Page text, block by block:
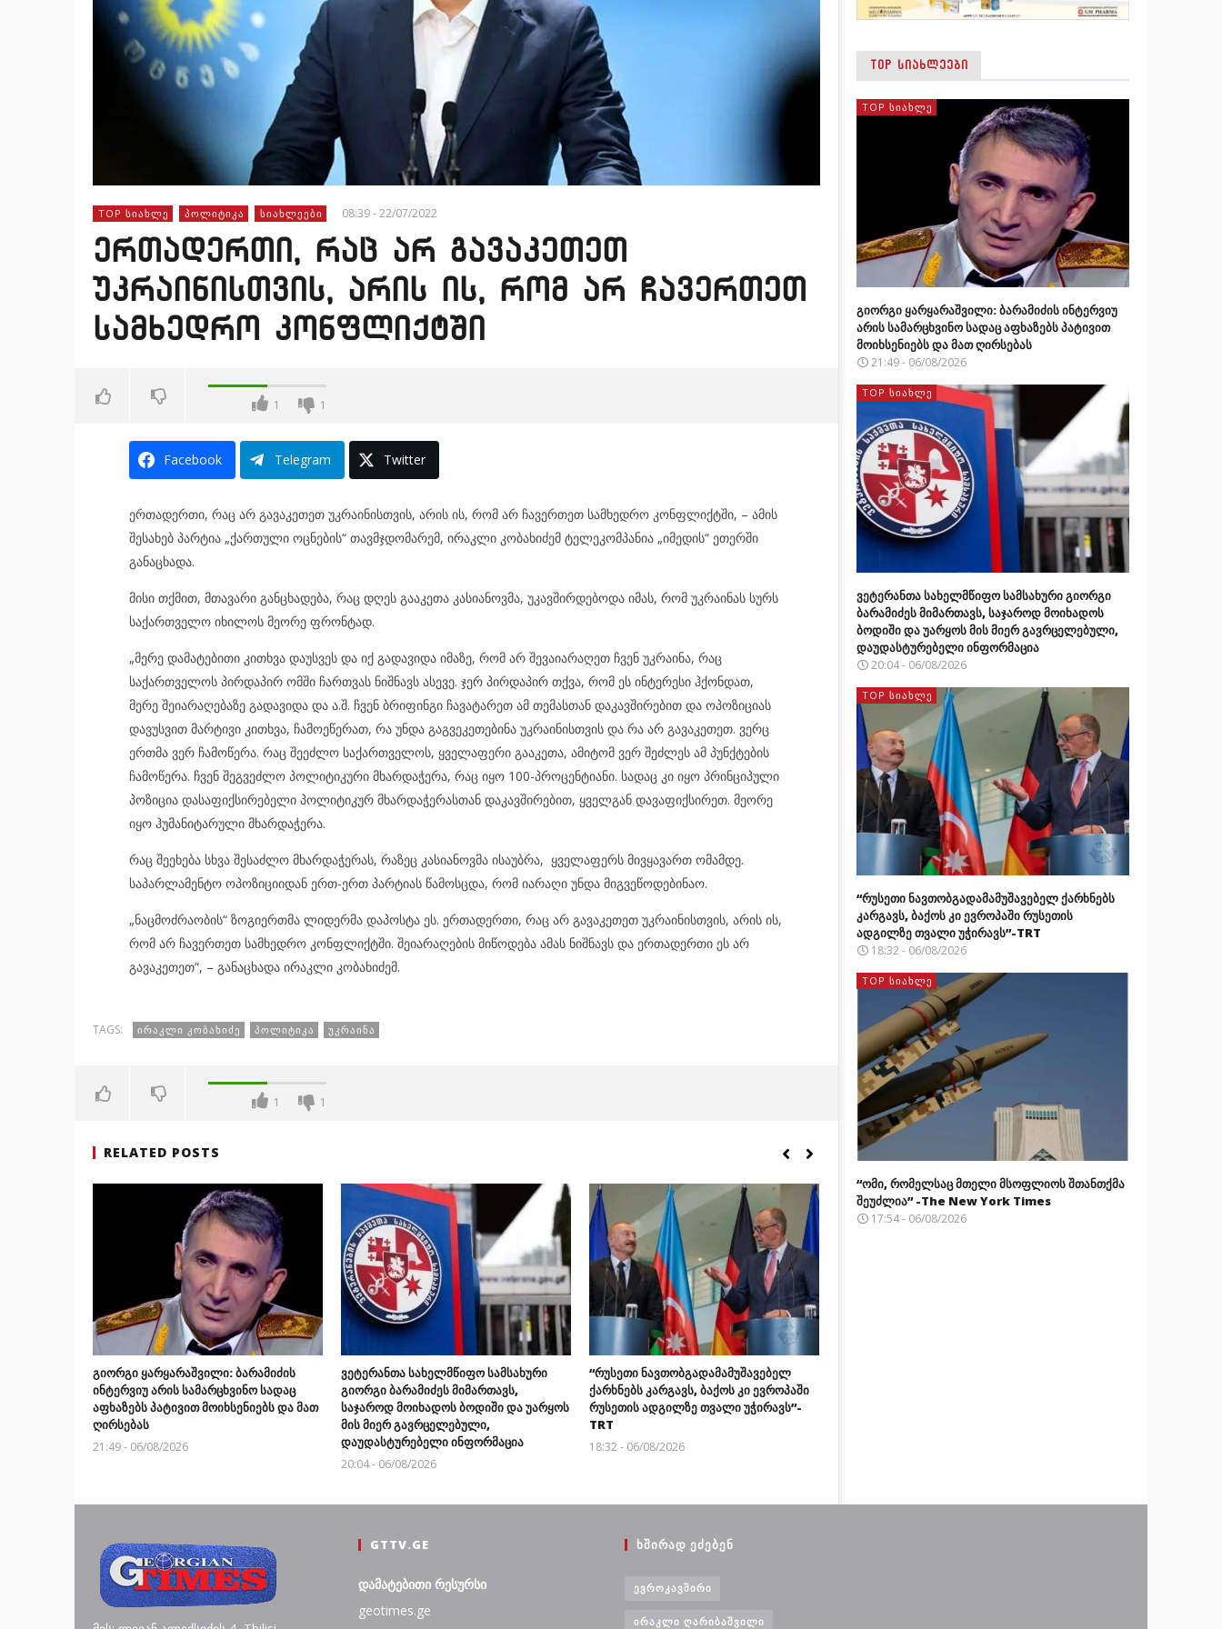
TOP ᲡᲘᲐᲮᲚᲔ ᲞᲝᲚᲘᲢᲘᲙᲐ ᲡᲘᲐᲮᲚᲔᲔᲑᲘ 08:39 - 22/07/2022
ერთადერთი, რაც არ გავაკეთეთ
უკრაინისთვის, არის ის, რომ არ ჩავერთეთ
სამხედრო კონფლიქტში
1 1
Facebook Telegram Twitter
ერთადერთი, რაც არ გავაკეთეთ უკრაინისთვის, არის ის, რომ არ ჩავერთეთ სამხედრო კონფლიქტში, – ამის
შესახებ პარტია „ქართული ოცნების“ თავმჯდომარემ, ირაკლი კობახიძემ ტელეკომპანია „იმედის“ ეთერში
განაცხადა.
მისი თქმით, მთავარი განცხადება, რაც დღეს გააკეთა კასიანოვმა, უკავშირდებოდა იმას, რომ უკრაინას სურს
საქართველო იხილოს მეორე ფრონტად.
„მერე დამატებითი კითხვა დაუსვეს და იქ გადავიდა იმაზე, რომ არ შევაიარაღეთ ჩვენ უკრაინა, რაც
საქართველოს პირდაპირ ომში ჩართვას ნიშნავს ასევე. ჯერ პირდაპირ თქვა, რომ ეს ინტერესი ჰქონდათ,
მერე შეიარაღებაზე გადავიდა და ა.შ. ჩვენ ბრიფინგი ჩავატარეთ ამ თემასთან დაკავშირებით და ოპოზიციას
დავუსვით მარტივი კითხვა, ჩამოეწერათ, რა უნდა გაგვეკეთებინა უკრაინისთვის და რა არ გავაკეთეთ. ვერც
ერთმა ვერ ჩამოწერა. რაც შეეძლო საქართველოს, ყველაფერი გააკეთა, ამიტომ ვერ შეძლეს ამ პუნქტების
ჩამოწერა. ჩვენ შეგვეძლო პოლიტიკური მხარდაჭერა, რაც იყო 100-პროცენტიანი. სადაც კი იყო პრინციპული
პოზიცია დასაფიქსირებელი პოლიტიკურ მხარდაჭერასთან დაკავშირებით, ყველგან დავაფიქსირეთ. მეორე
იყო ჰუმანიტარული მხარდაჭერა.
რაც შეეხება სხვა შესაძლო მხარდაჭერას, რაზეც კასიანოვმა ისაუბრა, ყველაფერს მივყავართ ომამდე.
საპარლამენტო ოპოზიციიდან ერთ-ერთ პარტიას წამოსცდა, რომ იარაღი უნდა მიგვეწოდებინაო.
„ნაცმოძრაობის“ ზოგიერთმა ლიდერმა დაპოსტა ეს. ერთადერთი, რაც არ გავაკეთეთ უკრაინისთვის, არის ის,
რომ არ ჩავერთეთ სამხედრო კონფლიქტში. შეიარაღების მიწოდება ამას ნიშნავს და ერთადერთი ეს არ
გავაკეთეთ“, – განაცხადა ირაკლი კობახიძემ.
TAGS: ᲘᲠᲐᲙᲚᲘ ᲙᲝᲑᲐᲮᲘᲫᲔ ᲞᲝᲚᲘᲢᲘᲙᲐ ᲣᲙᲠᲐᲘᲜᲐ
1 1
RELATED POSTS
გიორგი ყარყარაშვილი: ბარამიძის
ინტერვიუ არის სამარცხვინო სადაც
აფხაზებს პატივით მოიხსენიებს და მათ
ღირსებას
21:49 - 06/08/2026
ვეტერანთა სახელმწიფო სამსახური
გიორგი ბარამიძეს მიმართავს,
საჯაროდ მოიხადოს ბოდიში და უარყოს
მის მიერ გავრცელებული,
დაუდასტურებელი ინფორმაცია
20:04 - 06/08/2026
“რუსეთი ნავთობგადამამუშავებელ
ქარხნებს კარგავს, ბაქოს კი ევროპაში
რუსეთის ადგილზე თვალი უჭირავს”-
TRT
18:32 - 06/08/2026
TOP ᲡᲘᲐᲮᲚᲔᲔᲑᲘ
TOP ᲡᲘᲐᲮᲚᲔ
გიორგი ყარყარაშვილი: ბარამიძის ინტერვიუ
არის სამარცხვინო სადაც აფხაზებს პატივით
მოიხსენიებს და მათ ღირსებას
21:49 - 06/08/2026
TOP ᲡᲘᲐᲮᲚᲔ
ვეტერანთა სახელმწიფო სამსახური გიორგი
ბარამიძეს მიმართავს, საჯაროდ მოიხადოს
ბოდიში და უარყოს მის მიერ გავრცელებული,
დაუდასტურებელი ინფორმაცია
20:04 - 06/08/2026
TOP ᲡᲘᲐᲮᲚᲔ
“რუსეთი ნავთობგადამამუშავებელ ქარხნებს
კარგავს, ბაქოს კი ევროპაში რუსეთის
ადგილზე თვალი უჭირავს”-TRT
18:32 - 06/08/2026
TOP ᲡᲘᲐᲮᲚᲔ
“ომი, რომელსაც მთელი მსოფლიოს შთანთქმა
შეუძლია” -The New York Times
17:54 - 06/08/2026
GTTV.GE
დამატებითი რესურსი
geotimes.ge
ᲮᲨᲘᲠᲐᲓ ᲔᲫᲔᲑᲔᲜ
ᲔᲕᲠᲝᲙᲐᲕᲨᲘᲠᲘ
ᲘᲠᲐᲙᲚᲘ ᲦᲐᲠᲘᲑᲐᲨᲕᲘᲚᲘ